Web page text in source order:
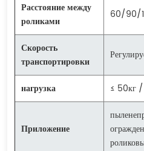
Расстояние между
роликами
60/90/
Скорость
транспортировки
нагрузка ≤ 50кг
Приложение